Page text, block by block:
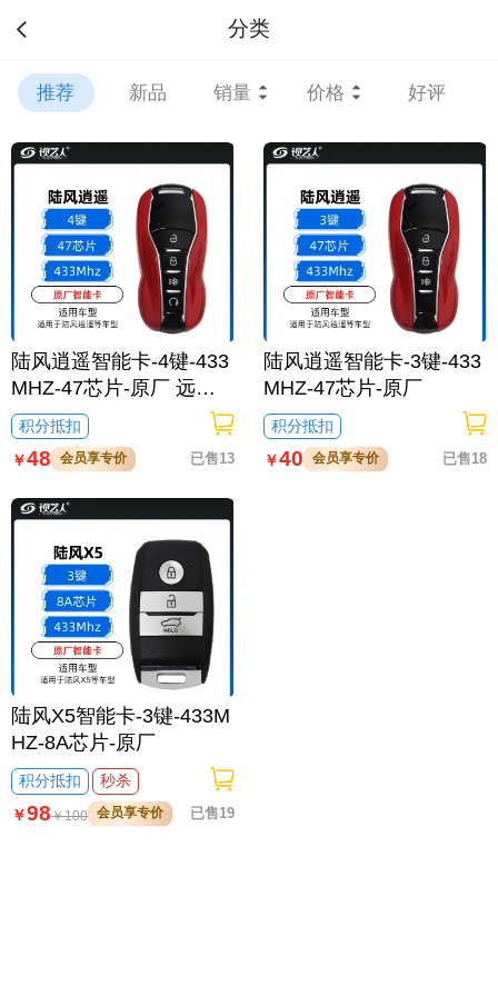
分类
推荐 新品 销量 价格 好评
陆风逍遥智能卡-4键-433
MHZ-47芯片-原厂 远程
启动
积分抵扣
￥48 会员享专价 已售13
陆风X5智能卡-3键-433M
HZ-8A芯片-原厂
积分抵扣
秒杀
￥98￥100 会员享专价 已售19
陆风逍遥智能卡-3键-433
MHZ-47芯片-原厂
积分抵扣
￥40 会员享专价 已售18